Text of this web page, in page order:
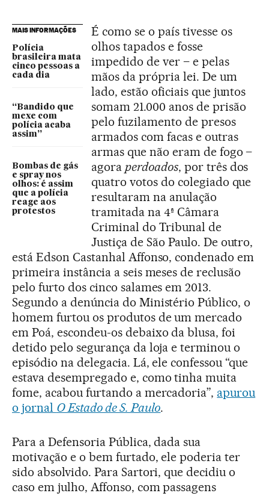
MAIS INFORMAÇÕES
Polícia
brasileira mata
cinco pessoas a
cada dia
“Bandido que
mexe com
polícia acaba
assim”
Bombas de gás
e spray nos
olhos: é assim
que a polícia
reage aos
protestos
É como se o país tivesse os
olhos tapados e fosse
impedido de ver – e pelas
mãos da própria lei. De um
lado, estão oficiais que juntos
somam 21.000 anos de prisão
pelo fuzilamento de presos
armados com facas e outras
armas que não eram de fogo –
agora perdoados, por três dos
quatro votos do colegiado que
resultaram na anulação
tramitada na 4ª Câmara
Criminal do Tribunal de
Justiça de São Paulo. De outro,
está Edson Castanhal Affonso, condenado em
primeira instância a seis meses de reclusão
pelo furto dos cinco salames em 2013.
Segundo a denúncia do Ministério Público, o
homem furtou os produtos de um mercado
em Poá, escondeu-os debaixo da blusa, foi
detido pelo segurança da loja e terminou o
episódio na delegacia. Lá, ele confessou “que
estava desempregado e, como tinha muita
fome, acabou furtando a mercadoria”, apurou
o jornal O Estado de S. Paulo.
Para a Defensoria Pública, dada sua
motivação e o bem furtado, ele poderia ter
sido absolvido. Para Sartori, que decidiu o
caso em julho, Affonso, com passagens